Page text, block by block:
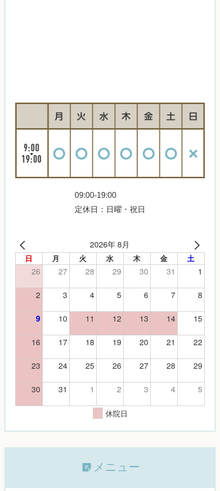
09:00-19:00
定休日：日曜・祝日
2026年 8月
日 月 火 水 木 金 土
26 27 28 29 30 31
1
2
3 4 5 6 7 8
9 10 11 12 13 14
15
16
17 18 19 20 21
22
23
24 25 26 27 28
29
30
31 1 2 3 4 5
休院日
メニュー